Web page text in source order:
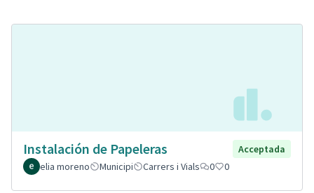
Instalación de Papeleras
Acceptada
elia moreno
Municipi Carrers i Vials 0 0